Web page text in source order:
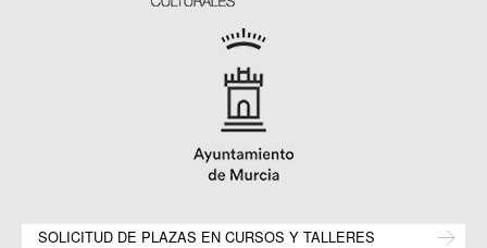
SOLICITUD DE PLAZAS EN CURSOS Y TALLERES